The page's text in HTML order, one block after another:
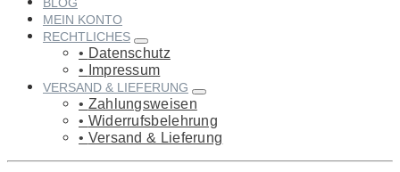
MEIN KONTO
RECHTLICHES
Datenschutz
Impressum
VERSAND & LIEFERUNG
Zahlungsweisen
Widerrufsbelehrung
Versand & Lieferung